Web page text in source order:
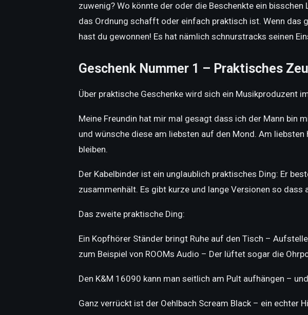
zuwenig? Wo könnte der oder die Beschenkte ein
das Ordnung schafft oder einfach praktisch ist. Wenn das
hast du gewonnen! Es hat nämlich schnurstracks seinen
Geschenk Nummer 1 – Praktisches
Über praktische Geschenke wird sich ein Musikproduzent
Meine Freundin hat mir mal gesagt dass ich der Mann bin
und wünsche diese am liebsten auf den Mond. Am
bleiben.
Der Kabelbinder ist ein unglaublich praktisches Ding: Er
zusammenhält. Es gibt kurze und lange Versionen so
Das zweite praktische Ding:
Ein Kopfhörer Ständer bringt Ruhe auf den Tisch –
zum Beispiel von ROOMs Audio – Der lüftet sogar die
Den K&M 16090 kann man seitlich am Pult aufhängen –
Ganz verrückt ist der Oehlbach Scream Black – ein echter